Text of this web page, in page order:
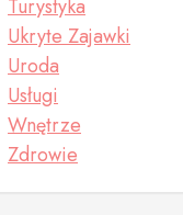
Turystyka
Ukryte Zajawki
Uroda
Usługi
Wnętrze
Zdrowie